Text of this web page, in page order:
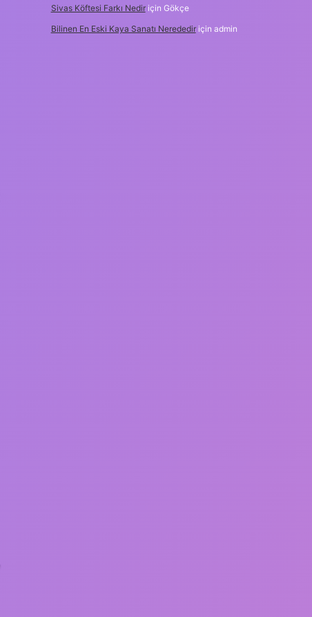
Sivas Köftesi Farkı Nediriçin Gökçe
Bilinen En Eski Kaya Sanatı Neredediriçin admin